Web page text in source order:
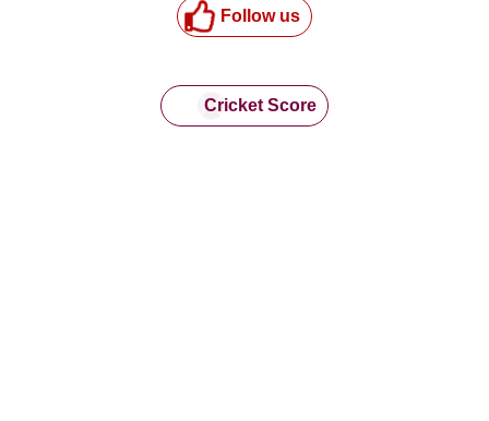
Follow us
Cricket Score